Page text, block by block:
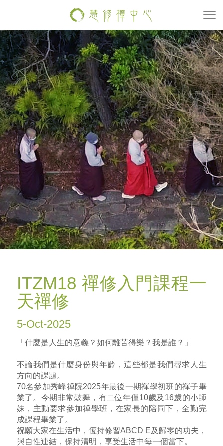
ITZM18 禪修入門課程一
天禪修
5-Oct-2025
「什麼是人生的意義？如何離苦得樂？我是誰？」
不論我們是什麼身份與年齡，這些都是我們尋求人生
方向的課題。
70名參加秀峰禪院2025年最後一期禪學初班的禪子畢
業了。今期非常鼓舞，有二位年僅10歲及16歲的小師
妹，主動要求參加禪學班，在家長的陪同下，全勤完
成課程畢業了。
祝願大家在生活中，恆持修習ABCD E及歸零的功夫，
與自性連結，保持清明，享受生活中每一個當下。